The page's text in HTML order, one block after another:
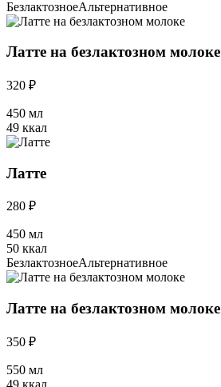
БезлактозноеАльтернативное
Латте на безлактозном молоке
320 ₽
450 мл
49 ккал
Латте
280 ₽
450 мл
50 ккал
БезлактозноеАльтернативное
Латте на безлактозном молоке
350 ₽
550 мл
49 ккал